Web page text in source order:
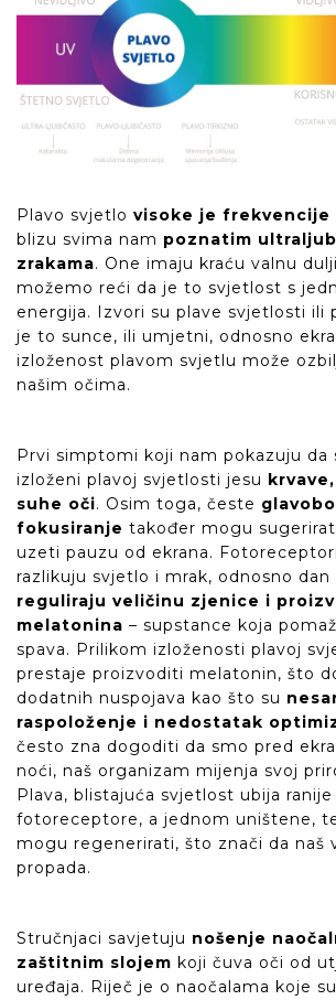
Plavo svjetlo visoke je frekvencije
blizu svima nam poznatim
zrakama. One imaju kraću valnu
možemo reći da je to svjetlost s
energija. Izvori su plave svjetlosti ili
je to sunce, ili umjetni, odnosno
izloženost plavom svjetlu može
našim očima.
Prvi simptomi koji nam pokazuju da
izloženi plavoj svjetlosti jesu
suhe oči. Osim toga, česte
fokusiranje također mogu
uzeti pauzu od ekrana.
razlikuju svjetlo i mrak, odnosno dan
reguliraju veličinu zjenice i
melatonina – supstance koja
spava. Prilikom izloženosti plavoj
prestaje proizvoditi melatonin, što
dodatnih nuspojava kao što su
raspoloženje i nedostatak
često zna dogoditi da smo pred
noći, naš organizam mijenja svoj
Plava, blistajuća svjetlost ubija
fotoreceptore, a jednom uništene,
mogu regenerirati, što znači da naš
propada.
Stručnjaci savjetuju nošenje
zaštitnim slojem koji čuva oči od
uređaja. Riječ je o naočalama koje